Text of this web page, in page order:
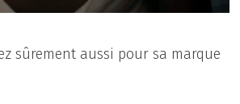
sûrement aussi pour sa marque